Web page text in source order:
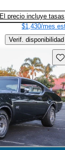
El precio incluye tasas
$1,430/mes
Verif. disponibilidad